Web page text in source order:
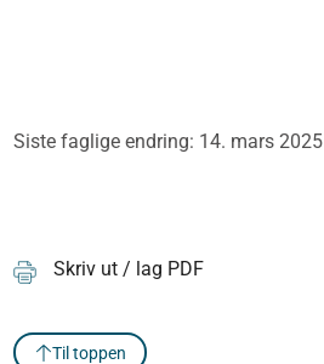
Siste faglige endring: 14. mars 2025
Skriv ut / lag PDF
Til toppen